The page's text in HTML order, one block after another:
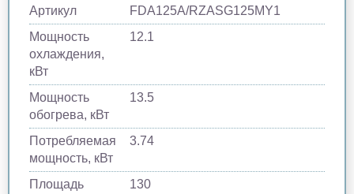
Артикул
FDA125A/RZASG125MY1
Мощность
охлаждения,
кВт
12.1
Мощность
обогрева, кВт
13.5
Потребляемая
мощность, кВт
3.74
Площадь
130